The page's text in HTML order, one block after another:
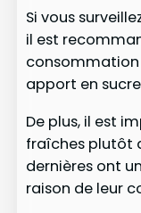
Si vous
il est
apport en
De plus, il est
fraîches plutôt
dernières ont
raison de leur